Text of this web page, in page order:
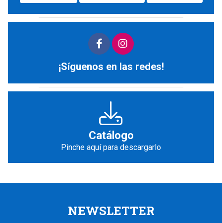
¡Síguenos en las redes!
Catálogo
Pinche aquí para descargarlo
NEWSLETTER